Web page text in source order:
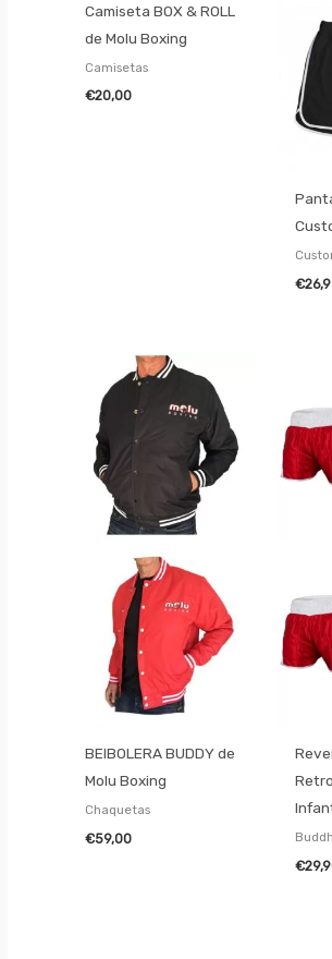
Camiseta BOX & ROLL
de Molu Boxing
Camisetas
€20,00
€
BEIBOLERA BUDDY de
Molu Boxing
Chaquetas
€59,00
€